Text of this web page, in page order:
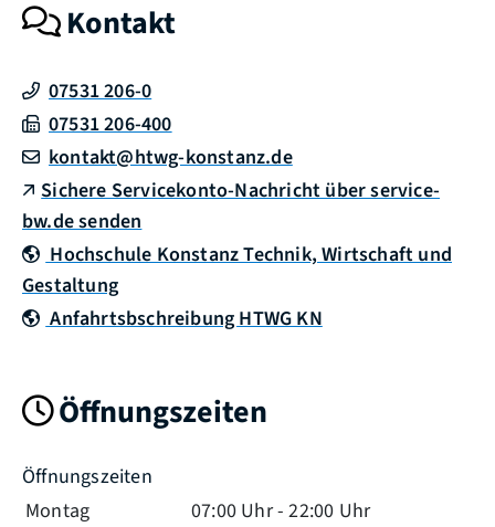
Kontakt
07531 206-0
07531 206-400
kontakt@htwg-konstanz.de
Sichere Servicekonto-Nachricht über service-
bw.de senden
Hochschule Konstanz Technik, Wirtschaft und
Gestaltung
Anfahrtsbschreibung HTWG KN
Öffnungszeiten
Öffnungszeiten
Montag
07:00 Uhr-22:00 Uhr